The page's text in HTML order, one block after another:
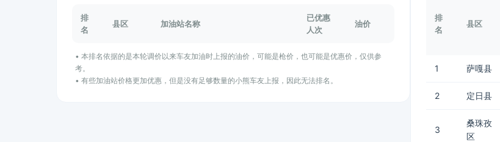
排
名
县区 加油站名称
已优惠
人次
油价
• 本排名依据的是本轮调价以来车友加油时上报的油价，可能是枪价，也可能是优惠价，仅供参
考。
• 有些加油站价格更加优惠，但是没有足够数量的小熊车友上报，因此无法排名。
排
名
县区
1 萨嘎县
2 定日县
3
桑珠孜
区